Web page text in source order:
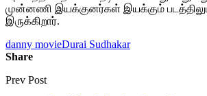
முன்னணி இயக்குனர்கள் இயக்கும் படத்திலும்
இருக்கிறார்.
danny movieDurai Sudhakar
Share
Prev Post